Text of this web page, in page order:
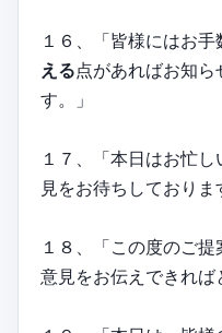
１６、「皆様にはお手
える点があればお知ら
す。」
１７、「本日はお忙し
見をお待ちしておりま
１８、「この度のご提
意見をお伝えできれば